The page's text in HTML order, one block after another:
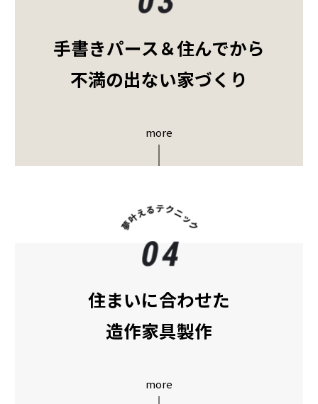
手書きパース＆住んでから
不満の出ない家づくり
more
住まいに合わせた
造作家具製作
more